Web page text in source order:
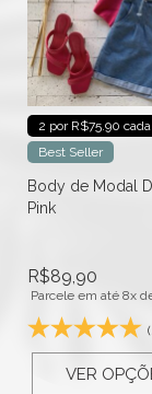
2 por R$75.90 cada
Best Seller
Body de Modal
Pink
R$89,90
Parcele em até 8x
VER